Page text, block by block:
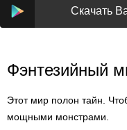
Скачать
Фэнтезийный
Этот мир полон тайн.
мощными монстрами.